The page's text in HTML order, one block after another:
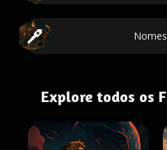
Explore todos os